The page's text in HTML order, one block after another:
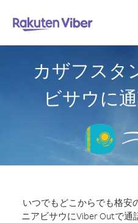
カザフスタ
ビサウに
いつでもどこからでも格安
ニアビサウにViber Outで通